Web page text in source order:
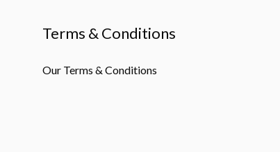
Terms & Conditions
Our Terms & Conditions